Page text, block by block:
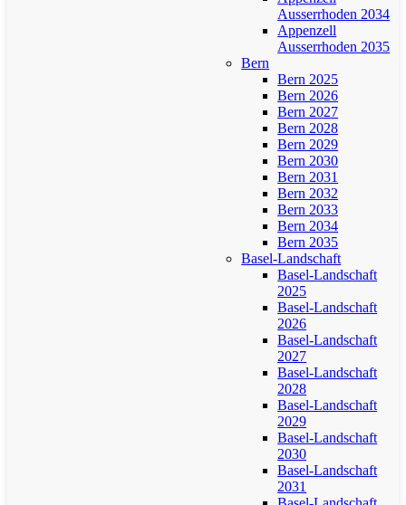
Ausserrhoden 2034
Appenzell
Ausserrhoden 2035
Bern
Bern 2025
Bern 2026
Bern 2027
Bern 2028
Bern 2029
Bern 2030
Bern 2031
Bern 2032
Bern 2033
Bern 2034
Bern 2035
Basel-Landschaft
Basel-Landschaft
2025
Basel-Landschaft
2026
Basel-Landschaft
2027
Basel-Landschaft
2028
Basel-Landschaft
2029
Basel-Landschaft
2030
Basel-Landschaft
2031